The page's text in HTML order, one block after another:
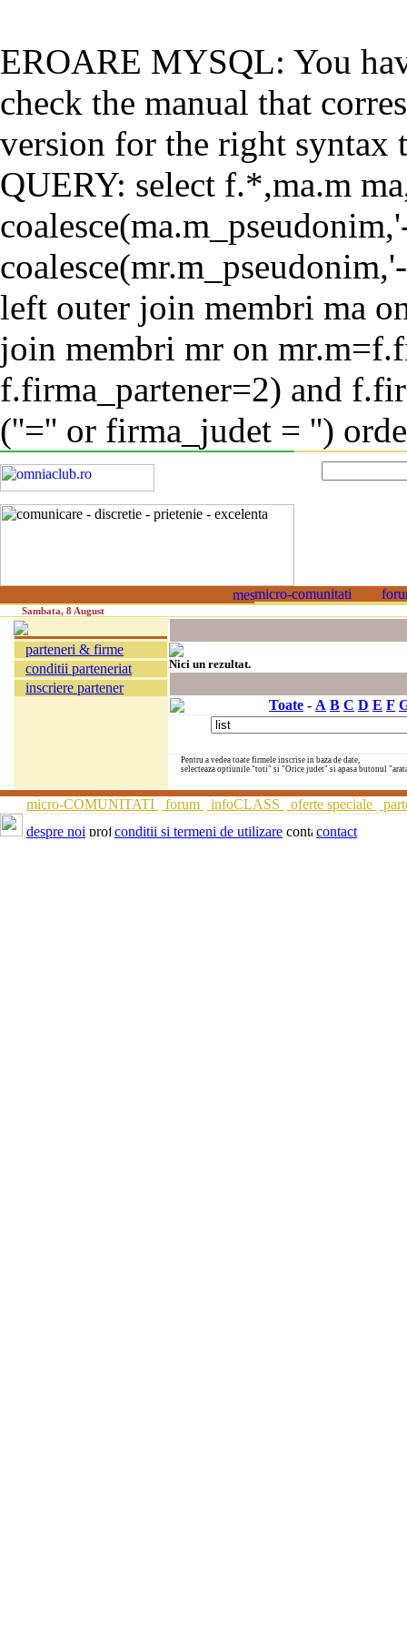
EROARE MYSQL: You
check the manual that
version for the right syntax
QUERY: select f.*,ma.m
left outer join membri ma
join membri mr on
f.firma_partener=2) and
(''='' or firma_judet = '')
Sambata, 8 August
parteneri & firme
conditii parteneriat
inscriere partener
Nici un rezultat.
Toate - A B C D E F
Pentru a vedea toate firmele inscrise in baza de date,
selecteaza optiunile "toti" si "Orice judet" si apasa butonul
micro-COMUNITATI forum infoCLASS oferte speciale
despre noi
conditii si termeni de utilizare contact